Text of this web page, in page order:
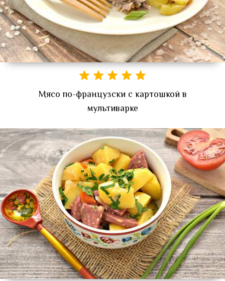
Мясо по-французски с картошкой в
мультиварке